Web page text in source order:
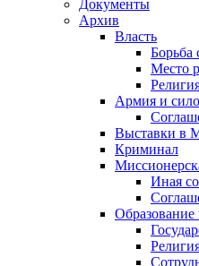
Документы
Архив
Власть
Место
Армия и
Выставки в
Криминал
Иная
Образование